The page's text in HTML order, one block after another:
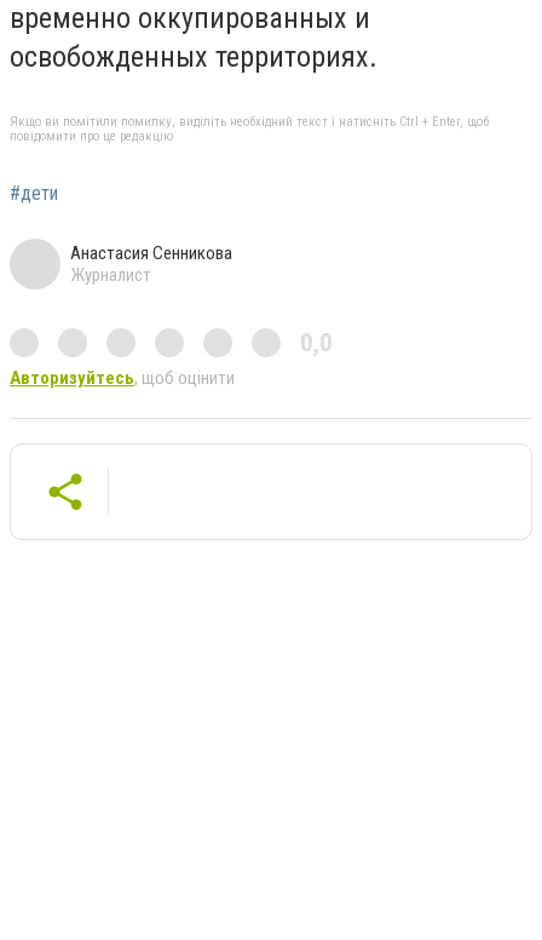
временно оккупированных и
освобожденных территориях.
Якщо ви помітили помилку, виділіть необхідний текст і натисніть Ctrl + Enter, щоб
повідомити про це редакцію
#дети
Анастасия Сенникова
Журналист
0,0
Авторизуйтесь, щоб оцінити